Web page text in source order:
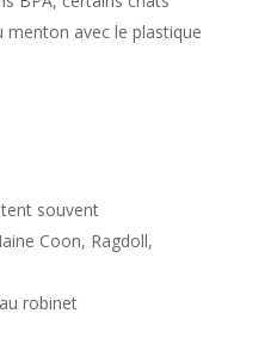
menton avec le plastique
souvent
Coon, Ragdoll,
robinet